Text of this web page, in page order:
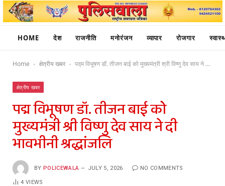
HOME देश राजनीति मनोरंजन व्यापार रोजगार
Home - क्षेत्रीय खबर - पद्म विभूषण डॉ. तीजन बाई को मुख्यमंत्री श्री विष्णु देव साय ने दी भावभीनी श्रद्धांजलि
क्षेत्रीय खबर
पद्म विभूषण डॉ. तीजन बाई को
मुख्यमंत्री श्री विष्णु देव साय ने दी
भावभीनी श्रद्धांजलि
BY POLICEWALA JULY 5, 2026 NO COMMENTS
4VIEWS